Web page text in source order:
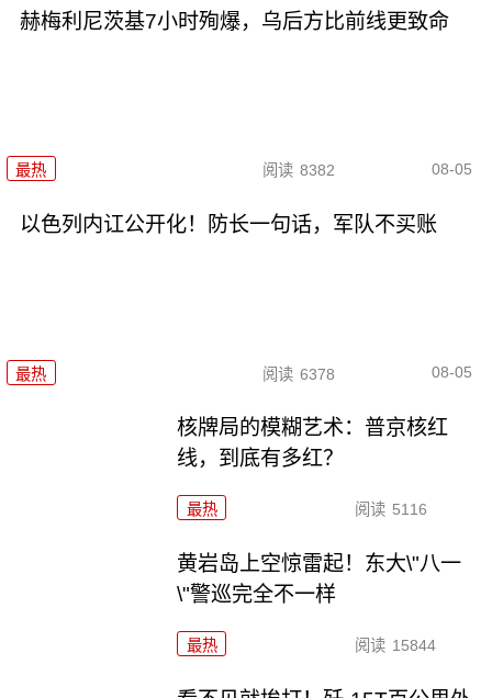
赫梅利尼茨基7小时殉爆，乌后方比前线更致命
最热 阅读 8382 08-05
以色列内讧公开化！防长一句话，军队不买账
最热 阅读 6378 08-05
核牌局的模糊艺术：普京核红
线，到底有多红？
最热 阅读 5116
黄岩岛上空惊雷起！东大\"八一
\"警巡完全不一样
最热 阅读 15844